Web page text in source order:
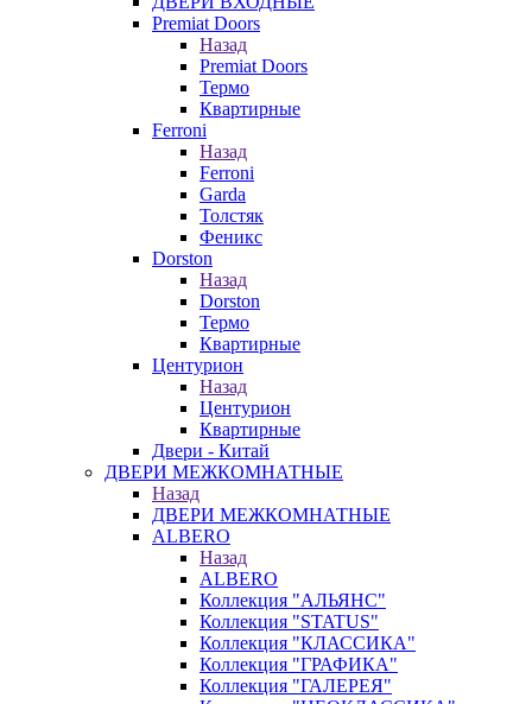
Premiat Doors
Назад
Premiat Doors
Термо
Квартирные
Ferroni
Назад
Ferroni
Garda
Толстяк
Феникс
Dorston
Назад
Dorston
Термо
Квартирные
Центурион
Назад
Центурион
Квартирные
Двери - Китай
ДВЕРИ МЕЖКОМНАТНЫЕ
Назад
ДВЕРИ МЕЖКОМНАТНЫЕ
ALBERO
Назад
ALBERO
Коллекция "АЛЬЯНС"
Коллекция "STATUS"
Коллекция "КЛАССИКА"
Коллекция "ГРАФИКА"
Коллекция "ГАЛЕРЕЯ"